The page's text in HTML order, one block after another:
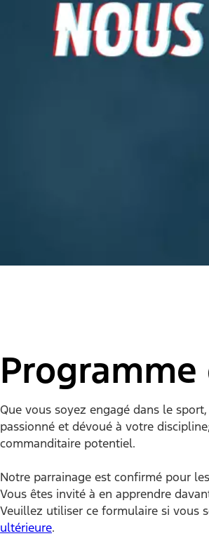
Que vous soyez engagé dans le
passionné et dévoué à votre
commanditaire potentiel.
Notre parrainage est confirmé pour
Vous êtes invité à en apprendre
Veuillez utiliser ce formulaire si vous
ultérieure.